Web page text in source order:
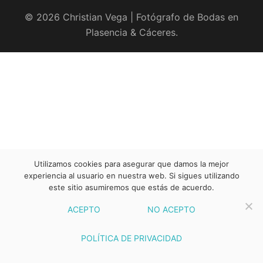
© 2026 Christian Vega | Fotógrafo de Bodas en
Plasencia & Cáceres.
Utilizamos cookies para asegurar que damos la mejor
experiencia al usuario en nuestra web. Si sigues utilizando
este sitio asumiremos que estás de acuerdo.
ACEPTO NO ACEPTO
POLÍTICA DE PRIVACIDAD